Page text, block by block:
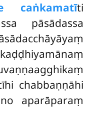
caṅkamatīti
pāsādassa
chabbaṇṇāhi
aparāparaṃ